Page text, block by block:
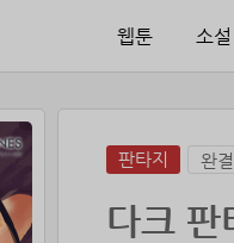
웹툰 소설
판타지 완결
다크 판